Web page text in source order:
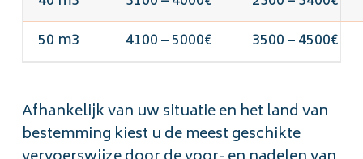
50 m3
4100 – 5000€ 3500 – 4500€
Afhankelijk van uw situatie en het land van
bestemming kiest u de meest geschikte